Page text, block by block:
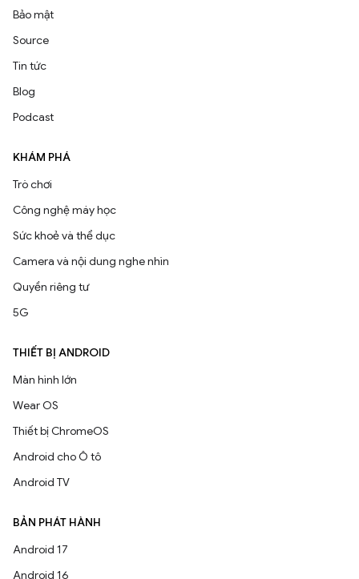
Bảo mật
Source
Tin tức
Blog
Podcast
KHÁM PHÁ
Trò chơi
Công nghệ máy học
Sức khoẻ và thể dục
Camera và nội dung nghe nhìn
Quyền riêng tư
5G
THIẾT BỊ ANDROID
Màn hình lớn
Wear OS
Thiết bị ChromeOS
Android cho Ô tô
Android TV
BẢN PHÁT HÀNH
Android 17
Android 16